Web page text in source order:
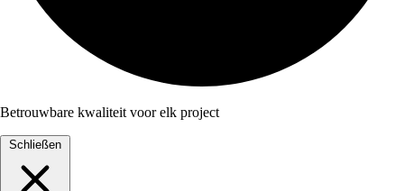
Betrouwbare kwaliteit voor elk project
Schließen